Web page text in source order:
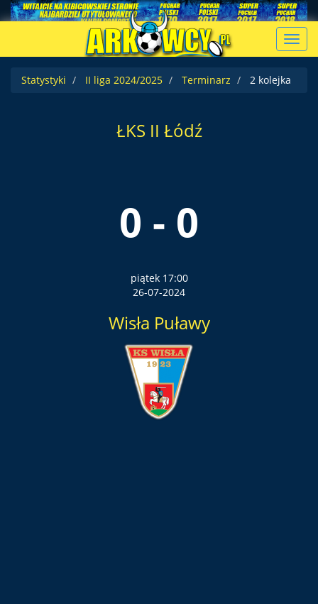
Statystyki
II liga 2024/2025 Terminarz 2 kolejka
ŁKS II Łódź
0 - 0
piątek 17:00
26-07-2024
Wisła Puławy